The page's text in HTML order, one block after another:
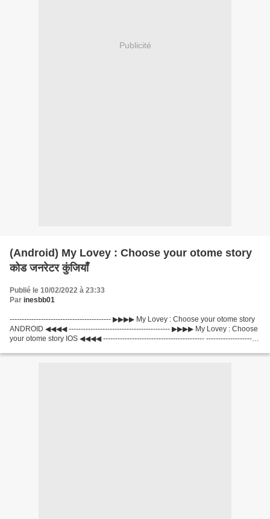
Publicité
(Android) My Lovey : Choose your otome story
कोड जनरेटर कुंजियाँ
Publié le 10/02/2022 à 23:33
Par inesbb01
------------------------------------------ ▶▶▶▶ My Lovey : Choose your otome story
ANDROID ◀◀◀◀ ------------------------------------------ ▶▶▶▶ My Lovey : Choose
your otome story IOS ◀◀◀◀ ------------------------------------------ ----------------------